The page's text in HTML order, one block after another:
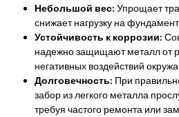
Небольшой вес: Упрощает
снижает нагрузку на
Устойчивость к коррозии:
надежно защищают металл от
негативных воздействий
Долговечность: При
забор из легкого металла
требуя частого ремонта или